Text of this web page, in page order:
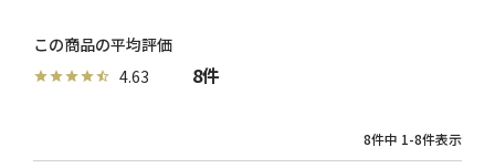
4.63 8
8件中 1-8件表示